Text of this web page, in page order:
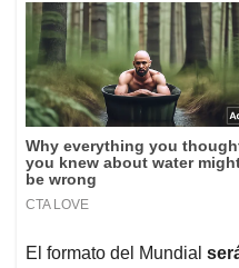
El formato del Mundial